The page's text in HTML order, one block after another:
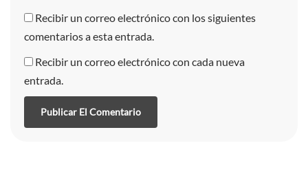
Recibir un correo electrónico con los siguientes
comentarios a esta entrada.
Recibir un correo electrónico con cada nueva
entrada.